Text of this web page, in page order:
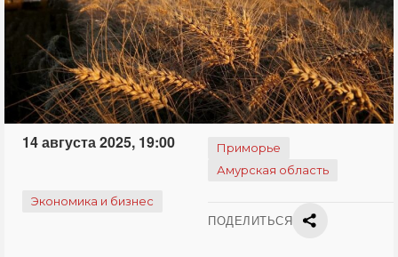
14 августа 2025, 19:00
Приморье
Амурская область
Экономика и бизнес
ПОДЕЛИТЬСЯ